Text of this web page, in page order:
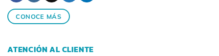
CONOCE MÁS
ATENCIÓN AL CLIENTE